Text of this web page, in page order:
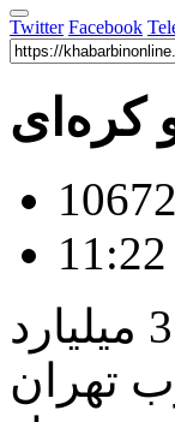
Twitter Facebook
رئیس پلیس امنیت اقتصادی پایتخت از کشف 3 میلیارد
تهران